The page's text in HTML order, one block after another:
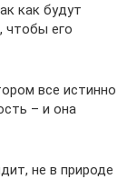
как будут
чтобы его
все истинно
– и она
не в природе